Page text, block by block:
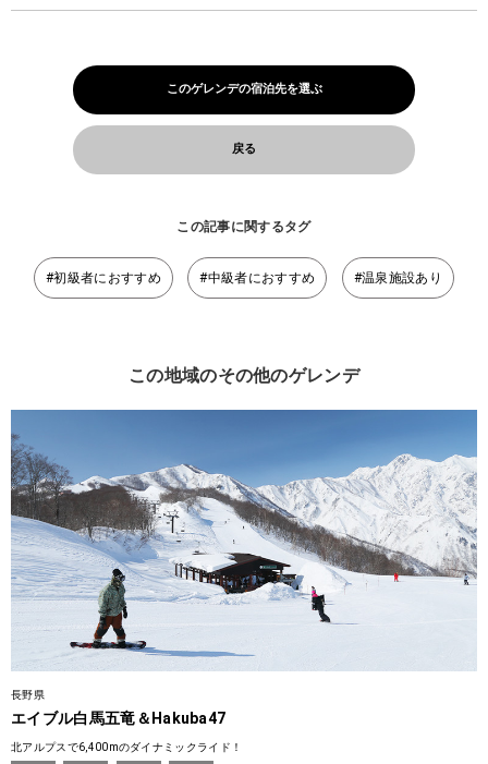
このゲレンデの宿泊先を選ぶ
戻る
この記事に関するタグ
#初級者におすすめ #中級者におすすめ #温泉施設あり
この地域のその他のゲレンデ
長野県
エイブル白馬五竜＆Hakuba47
北アルプスで6,400mのダイナミックライド！